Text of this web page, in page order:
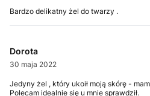
Bardzo delikatny żel do twarzy .
Dorota
30 maja 2022
Jedyny żel , który ukoił moją skórę -
Polecam idealnie się u mnie sprawdził.